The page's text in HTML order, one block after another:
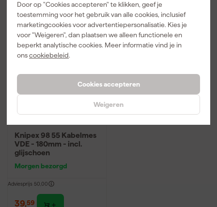
Door op "Cookies accepteren" te klikken, geef je
toestemming voor het gebruik van alle cookies, inclusief
marketingcookies voor advertentiepersonalisatie. Kies je
voor "Weigeren", dan plaatsen we alleen functionele en
beperkt analytische cookies. Meer informatie vind je in
onscookiebeleid.
Cookies accepteren
Weigeren
Vergelijk Vergelijk
Knipex 98 55 Kabelmes
VDE - 180mm - incl.
glijschoen
Morgen bezorgd
Adviesprijs 50,00
39,59